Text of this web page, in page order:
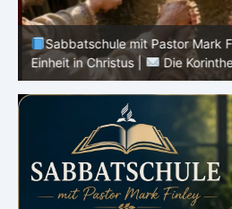
Sabbatschule mit Pastor Mark
Einheit in Christus |
Die